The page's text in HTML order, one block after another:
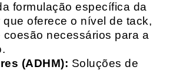
formulação específica da
que oferece o nível de tack,
coesão necessários para a
(ADHM): Soluções de